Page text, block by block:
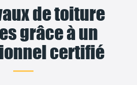
de toiture
grâce à un
certifié